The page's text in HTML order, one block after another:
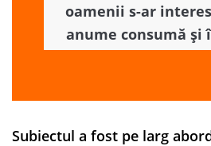
oamenii s-ar
anume consumă și
Subiectul a fost pe larg